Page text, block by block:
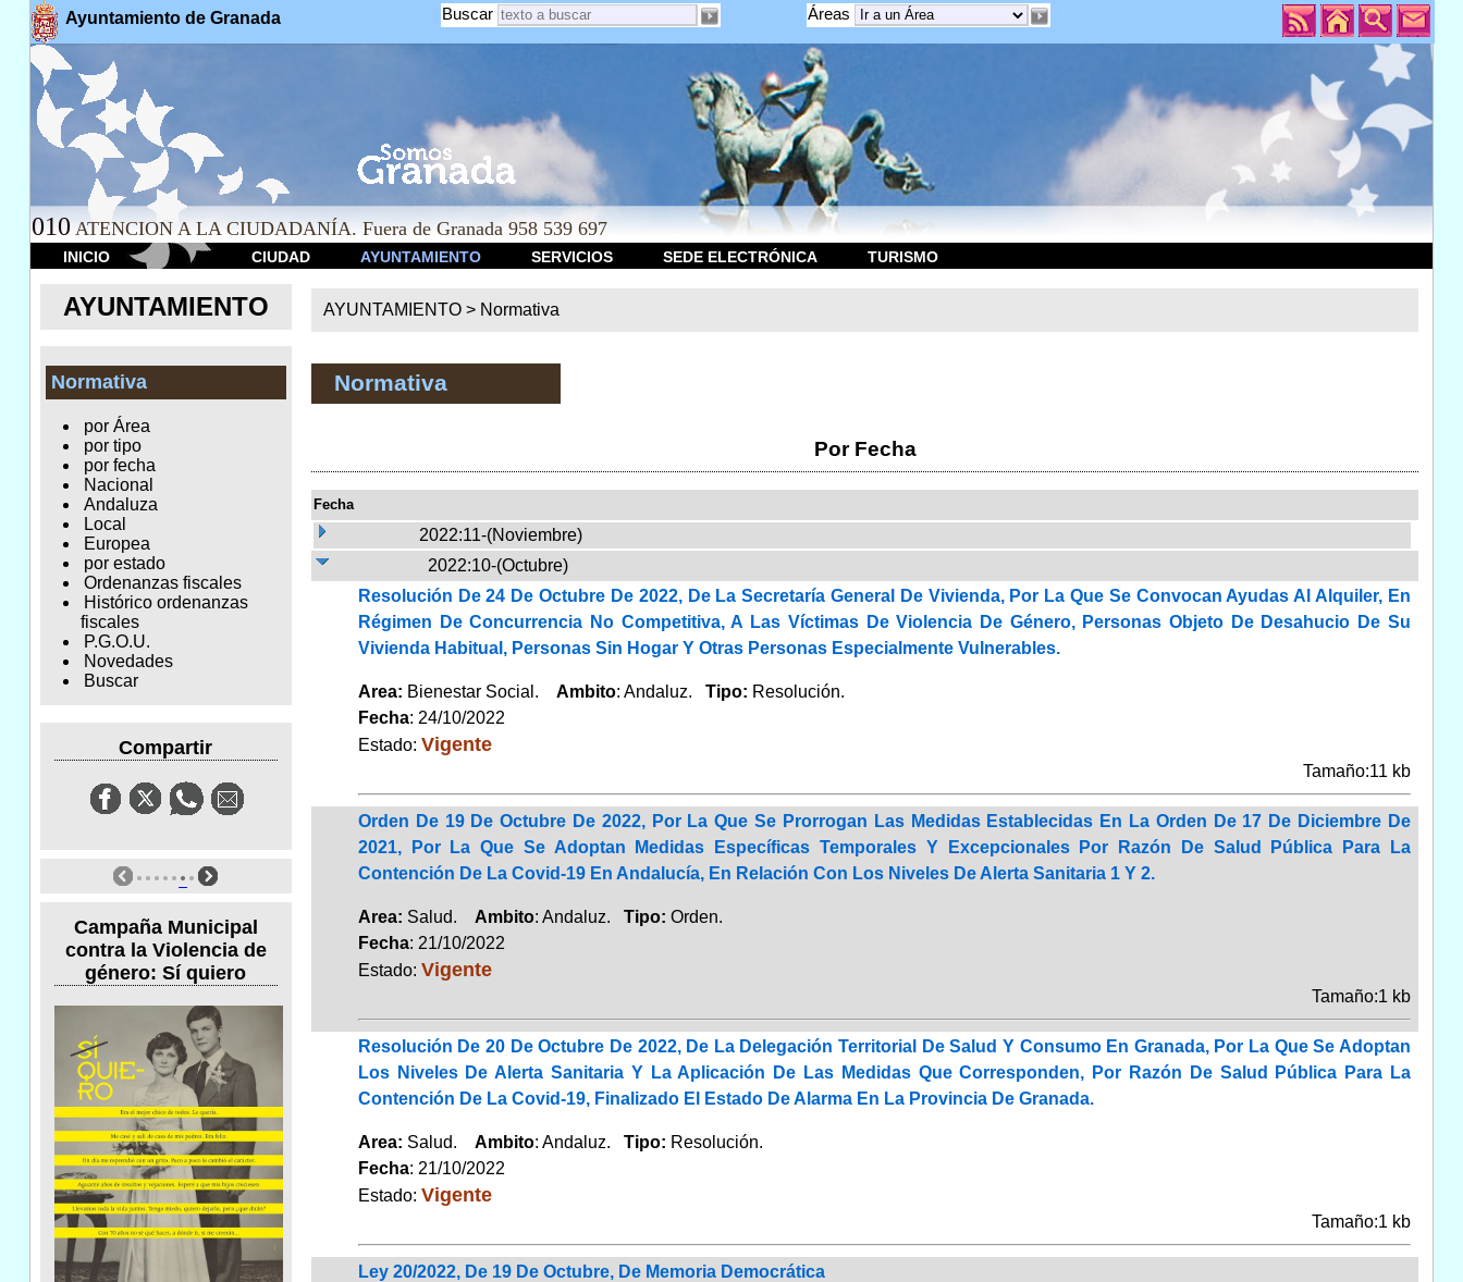
Ayuntamiento de Granada Áreas
Buscar
010 ATENCION A LA CIUDADANÍA. Fuera de Granada 958 539 697
INICIO CIUDAD AYUNTAMIENTO SERVICIOS SEDE ELECTRÓNICA TURISMO
AYUNTAMIENTO
Normativa
por Área
por tipo
por fecha
Nacional
Andaluza
Local
Europea
por estado
Ordenanzas fiscales
Histórico ordenanzas
fiscales
P.G.O.U.
Novedades
Buscar
Compartir
Campaña Municipal
contra la Violencia de
género: Sí quiero
AYUNTAMIENTO > Normativa
Normativa
Por Fecha
Fecha
2022:11-(Noviembre)
2022:10-(Octubre)
Resolución De 24 De Octubre De 2022, De La Secretaría General De Vivienda, Por La Que Se Convocan Ayudas Al Alquiler, En
Régimen De Concurrencia No Competitiva, A Las Víctimas De Violencia De Género, Personas Objeto De Desahucio De Su
Vivienda Habitual, Personas Sin Hogar Y Otras Personas Especialmente Vulnerables.
Area: Bienestar Social. Ambito: Andaluz. Tipo: Resolución.
Fecha: 24/10/2022
Estado: Vigente
Tamaño:11 kb
Orden De 19 De Octubre De 2022, Por La Que Se Prorrogan Las Medidas Establecidas En La Orden De 17 De Diciembre De
2021, Por La Que Se Adoptan Medidas Específicas Temporales Y Excepcionales Por Razón De Salud Pública Para La
Contención De La Covid-19 En Andalucía, En Relación Con Los Niveles De Alerta Sanitaria 1 Y 2.
Area: Salud. Ambito: Andaluz. Tipo: Orden.
Fecha: 21/10/2022
Estado: Vigente
Tamaño:1 kb
Resolución De 20 De Octubre De 2022, De La Delegación Territorial De Salud Y Consumo En Granada, Por La Que Se Adoptan
Los Niveles De Alerta Sanitaria Y La Aplicación De Las Medidas Que Corresponden, Por Razón De Salud Pública Para La
Contención De La Covid-19, Finalizado El Estado De Alarma En La Provincia De Granada.
Area: Salud. Ambito: Andaluz. Tipo: Resolución.
Fecha: 21/10/2022
Estado: Vigente
Tamaño:1 kb
Ley 20/2022, De 19 De Octubre, De Memoria Democrática